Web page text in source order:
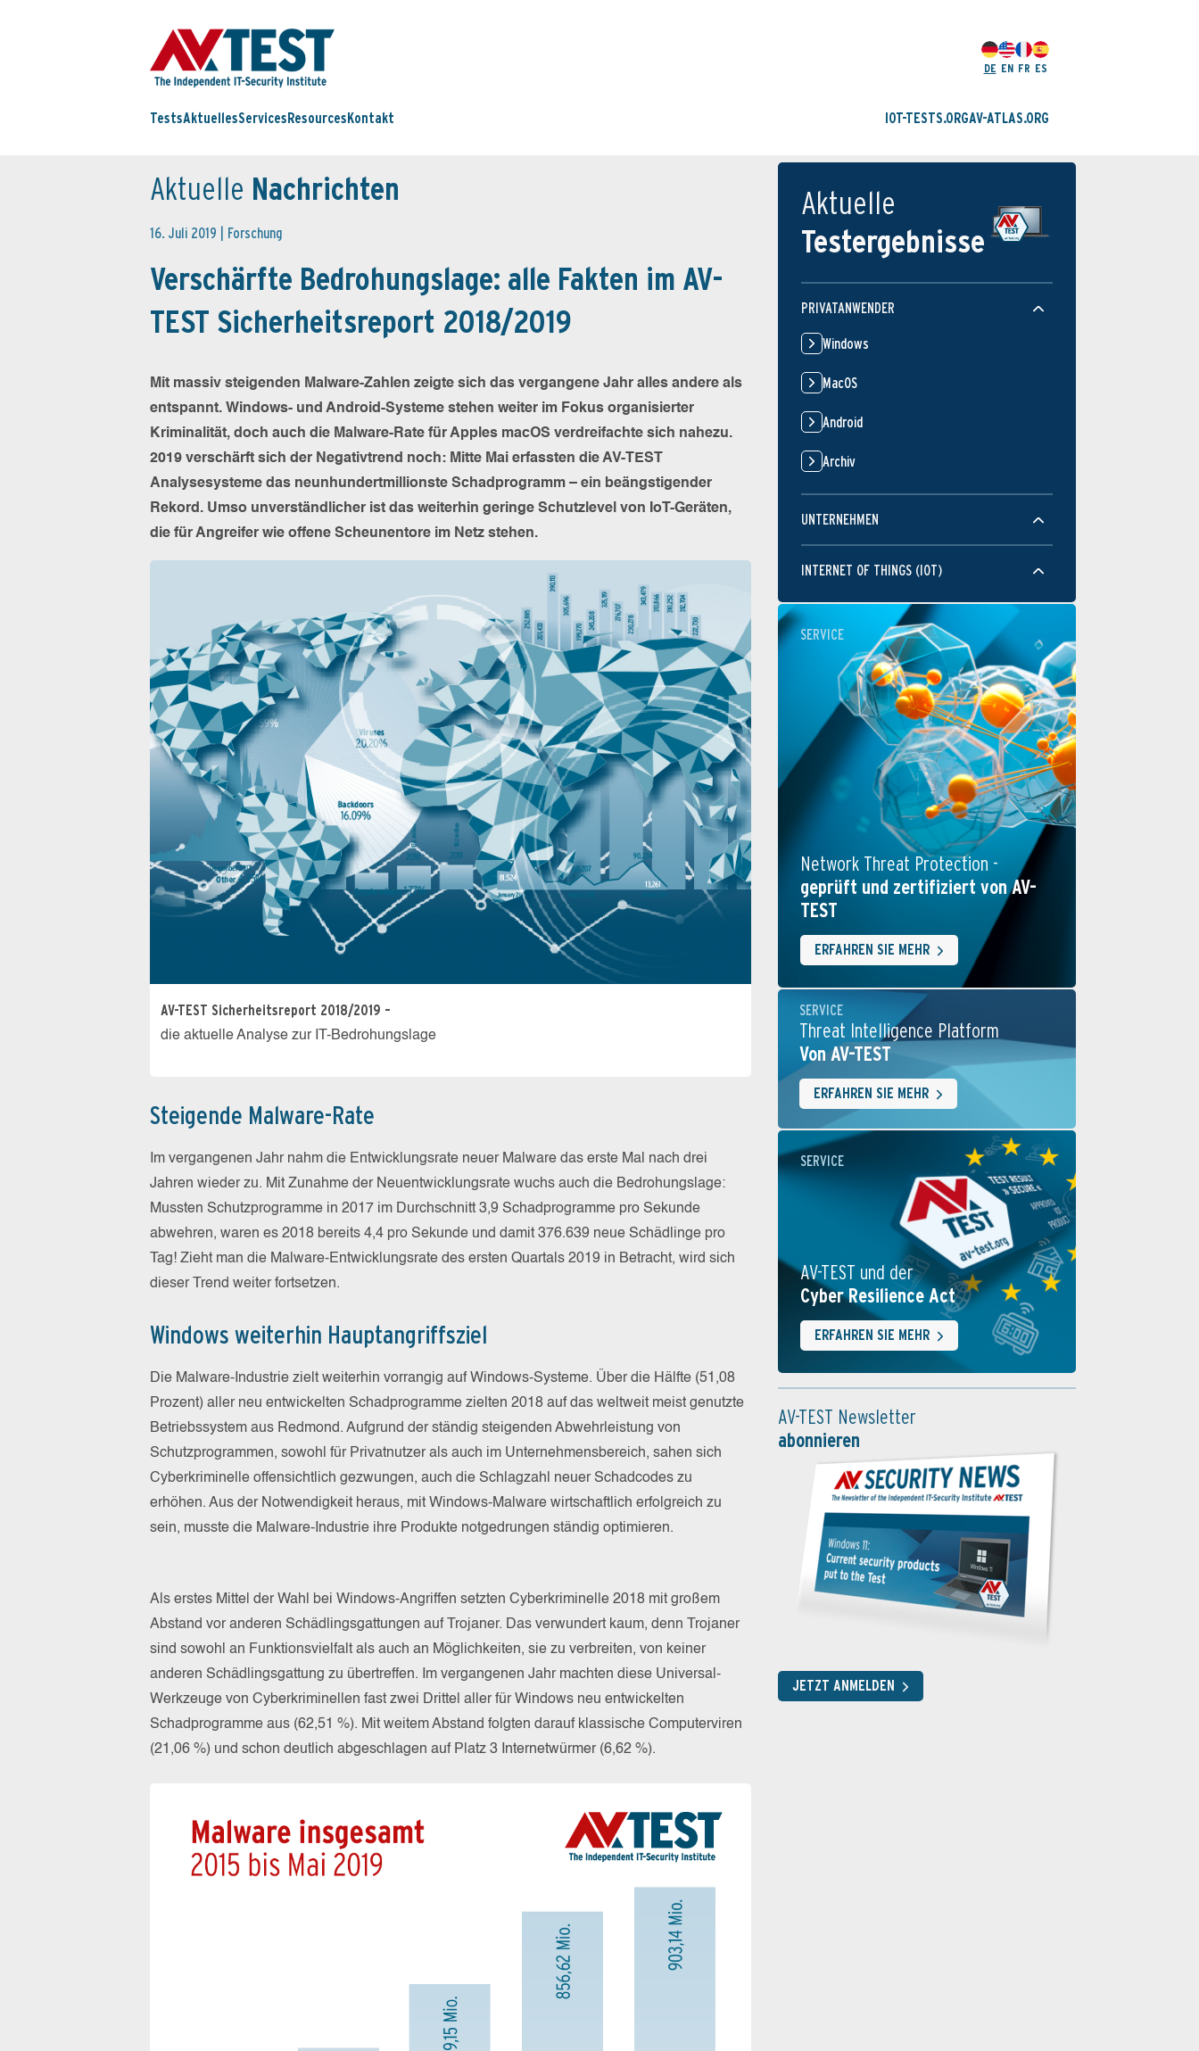
DE EN FR ES
TestsAktuellesServices Resources Kontakt IOT-TESTS.ORGAV-ATLAS.ORG
Aktuelle Nachrichten
16. Juli 2019 | Forschung
Verschärfte Bedrohungslage: alle Fakten im AV-
TEST Sicherheitsreport 2018/2019
Mit massiv steigenden Malware-Zahlen zeigte sich das vergangene Jahr alles andere als
entspannt. Windows- und Android-Systeme stehen weiter im Fokus organisierter
Kriminalität, doch auch die Malware-Rate für Apples macOS verdreifachte sich nahezu.
2019 verschärft sich der Negativtrend noch: Mitte Mai erfassten die AV-TEST
Analysesysteme das neunhundertmillionste Schadprogramm – ein beängstigender
Rekord. Umso unverständlicher ist das weiterhin geringe Schutzlevel von IoT-Geräten,
die für Angreifer wie offene Scheunentore im Netz stehen.
AV-TEST Sicherheitsreport 2018/2019 –
die aktuelle Analyse zur IT-Bedrohungslage
Steigende Malware-Rate
Im vergangenen Jahr nahm die Entwicklungsrate neuer Malware das erste Mal nach drei
Jahren wieder zu. Mit Zunahme der Neuentwicklungsrate wuchs auch die Bedrohungslage:
Mussten Schutzprogramme in 2017 im Durchschnitt 3,9 Schadprogramme pro Sekunde
abwehren, waren es 2018 bereits 4,4 pro Sekunde und damit 376.639 neue Schädlinge pro
Tag! Zieht man die Malware-Entwicklungsrate des ersten Quartals 2019 in Betracht, wird sich
dieser Trend weiter fortsetzen.
Windows weiterhin Hauptangriffsziel
Die Malware-Industrie zielt weiterhin vorrangig auf Windows-Systeme. Über die Hälfte (51,08
Prozent) aller neu entwickelten Schadprogramme zielten 2018 auf das weltweit meist genutzte
Betriebssystem aus Redmond. Aufgrund der ständig steigenden Abwehrleistung von
Schutzprogrammen, sowohl für Privatnutzer als auch im Unternehmensbereich, sahen sich
Cyberkriminelle offensichtlich gezwungen, auch die Schlagzahl neuer Schadcodes zu
erhöhen. Aus der Notwendigkeit heraus, mit Windows-Malware wirtschaftlich erfolgreich zu
sein, musste die Malware-Industrie ihre Produkte notgedrungen ständig optimieren.
Als erstes Mittel der Wahl bei Windows-Angriffen setzten Cyberkriminelle 2018 mit großem
Abstand vor anderen Schädlingsgattungen auf Trojaner. Das verwundert kaum, denn Trojaner
sind sowohl an Funktionsvielfalt als auch an Möglichkeiten, sie zu verbreiten, von keiner
anderen Schädlingsgattung zu übertreffen. Im vergangenen Jahr machten diese Universal-
Werkzeuge von Cyberkriminellen fast zwei Drittel aller für Windows neu entwickelten
Schadprogramme aus (62,51 %). Mit weitem Abstand folgten darauf klassische Computerviren
(21,06 %) und schon deutlich abgeschlagen auf Platz 3 Internetwürmer (6,62 %).
Aktuelle
Testergebnisse
PRIVATANWENDER
Windows
MacOS
Android
Archiv
UNTERNEHMEN
INTERNET OF THINGS (IOT)
SERVICE
Network Threat Protection -
geprüft und zertifiziert von AV-
TEST
ERFAHREN SIE MEHR
SERVICE
Threat Intelligence Platform
Von AV-TEST
ERFAHREN SIE MEHR
SERVICE
AV-TEST und der
Cyber Resilience Act
ERFAHREN SIE MEHR
AV-TEST Newsletter
abonnieren
JETZT ANMELDEN